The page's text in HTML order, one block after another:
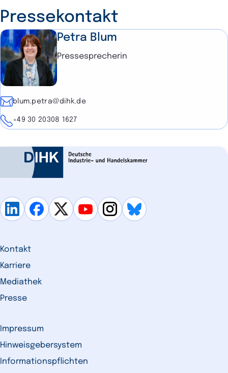
Pressekontakt
Petra Blum
Pressesprecherin
E-Mailblum.petra@dihk.de
Telefon
+49 30 20308 1627
Kontakt
Karriere
Mediathek
Presse
Impressum
Hinweisgebersystem
Informationspflichten